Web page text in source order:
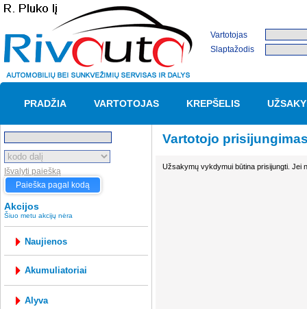
Vartotojas
Slaptažodis
PRADŽIA VARTOTOJAS KREPŠELIS
Išvalyti paiešką
Paieška pagal kodą
Akcijos
Šiuo metu akcijų nėra
Naujienos
akumuliatoriai
alyva
Vartotojo
Užsakymų vykdymui būtina prisijungti. Jei